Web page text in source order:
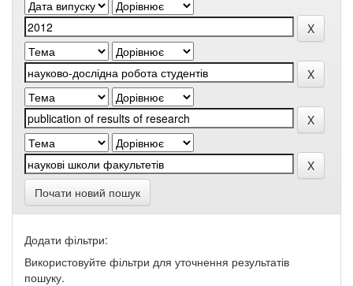
Почати новий пошук
Додати фільтри:
Використовуйте фільтри для уточнення результатів
пошуку.